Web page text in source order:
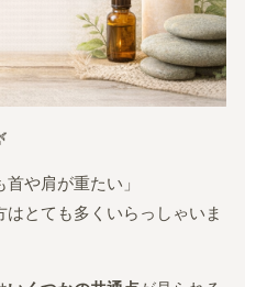
首や肩が重たい」
とても多くいらっしゃいま